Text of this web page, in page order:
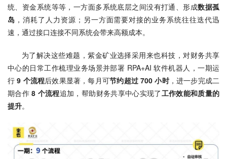
统、资金系统等等，一方面多系统底层之间没有打通、形成数据孤
岛 ，消耗了人力资源；另一方面需要对接的业务系统往往迭代迅
速，通过接口连接不同系统会带来高额成本。
为了解决这些难题，紫金矿业选择采用来也科技，对财务共享
中心的日常工作梳理业务场景并部署 RPA+AI 软件机器人，一期运
行 9 个流程后效果显著，每月可节约超过 700 小时，进一步完成二
期合作 8 个流程追加，帮助财务共享中心实现了工作效能和质量的
提升。